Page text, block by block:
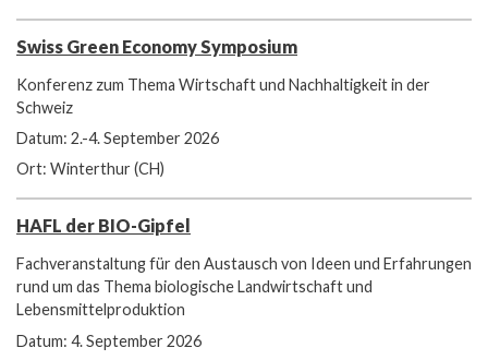
Swiss Green Economy Symposium
Konferenz zum Thema Wirtschaft und Nachhaltigkeit in der
Schweiz
Datum: 2.-4. September 2026
Ort: Winterthur (CH)
HAFL der BIO-Gipfel
Fachveranstaltung für den Austausch von Ideen und Erfahrungen
rund um das Thema biologische Landwirtschaft und
Lebensmittelproduktion
Datum: 4. September 2026